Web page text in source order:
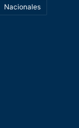
Nacionales